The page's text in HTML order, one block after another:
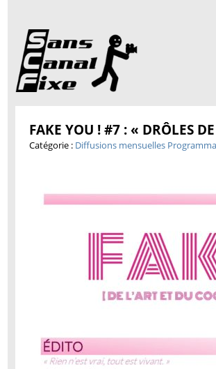
FAKE YOU ! #7 : « DRÔLES
Catégorie : Diffusions mensuelles